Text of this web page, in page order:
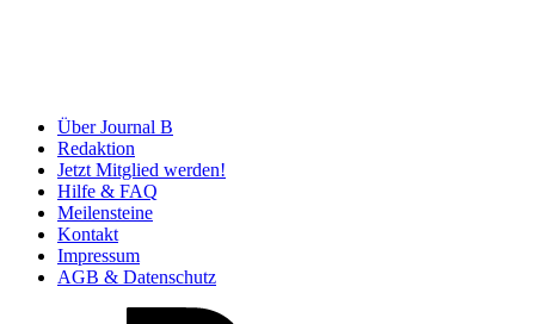
Über Journal B
Redaktion
Jetzt Mitglied werden!
Hilfe & FAQ
Meilensteine
Kontakt
Impressum
AGB & Datenschutz